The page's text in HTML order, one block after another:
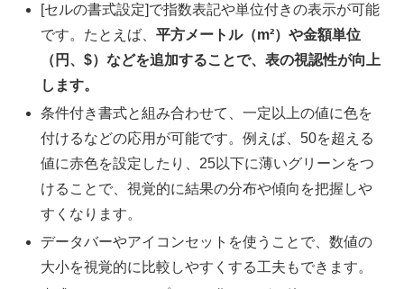
[セルの書式設定]で指数表記や単位付きの表示が可能
です。たとえば、平方メートル（m²）や金額単位
（円、$）などを追加することで、表の視認性が向上
します。
条件付き書式と組み合わせて、一定以上の値に色を
付けるなどの応用が可能です。例えば、50を超える
値に赤色を設定したり、25以下に薄いグリーンをつ
けることで、視覚的に結果の分布や傾向を把握しや
すくなります。
データバーやアイコンセットを使うことで、数値の
大小を視覚的に比較しやすくする工夫もできます。